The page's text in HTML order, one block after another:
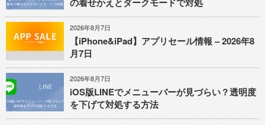
2026年8月7日
【iPhone&iPad】アプリセール情報 – 2026年8
月7日
2026年8月7日
iOS版LINEでメニューバーが見づらい？透明度
を下げて対処する方法